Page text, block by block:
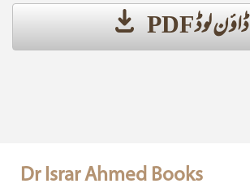
ڈاؤن لوڈ PDF
Dr Israr Ahmed Books